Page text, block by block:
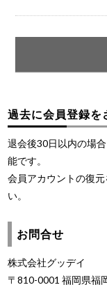
過去に会員登録を
退会後30日以内の場
能です。
会員アカウントの復
い。
お問合せ
株式会社グッデイ
〒810-0001 福岡県福